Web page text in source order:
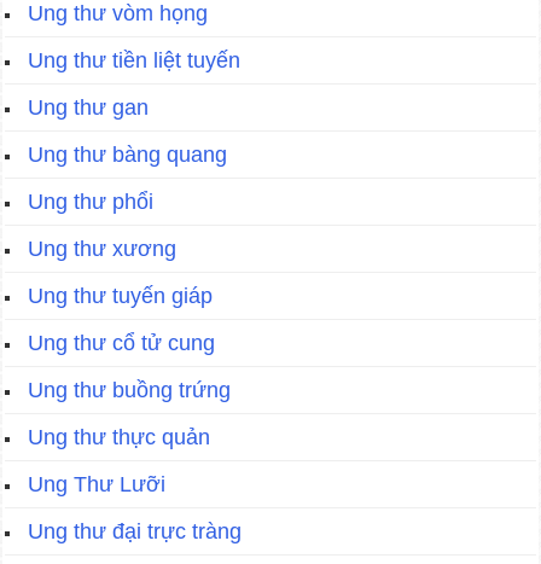
Ung thư vòm họng
Ung thư tiền liệt tuyến
Ung thư gan
Ung thư bàng quang
Ung thư phổi
Ung thư xương
Ung thư tuyến giáp
Ung thư cổ tử cung
Ung thư buồng trứng
Ung thư thực quản
Ung Thư Lưỡi
Ung thư đại trực tràng